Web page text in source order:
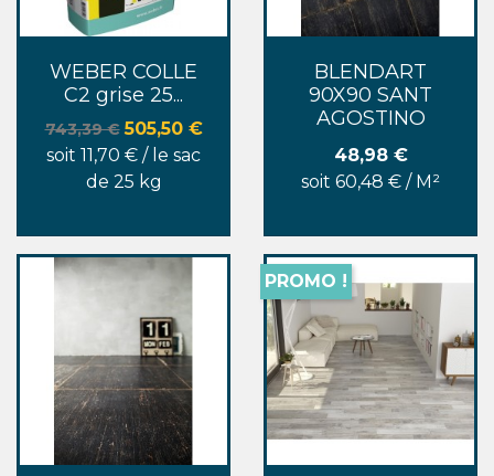
WEBER COLLE
C2 grise 25...
Prix de base
743,39 €Prix
505,50 €
soit 11,70 € / le sac
de 25 kg
BLENDART
90X90 SANT
AGOSTINO
Prix
48,98 €
soit 60,48 € / M²
PROMO !